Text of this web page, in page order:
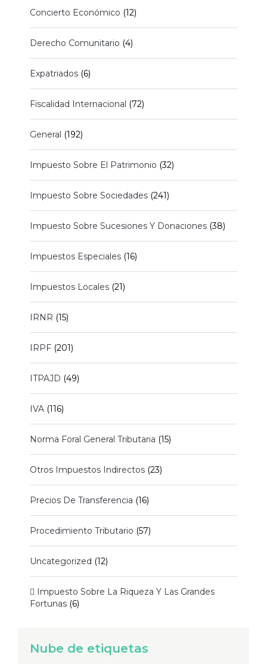
Concierto Económico (12)
Derecho Comunitario (4)
Expatriados (6)
Fiscalidad Internacional (72)
General (192)
Impuesto Sobre El Patrimonio (32)
Impuesto Sobre Sociedades (241)
Impuesto Sobre Sucesiones Y Donaciones (38)
Impuestos Especiales (16)
Impuestos Locales (21)
IRNR (15)
IRPF (201)
ITPAJD (49)
IVA (116)
Norma Foral General Tributaria (15)
Otros Impuestos Indirectos (23)
Precios De Transferencia (16)
Procedimiento Tributario (57)
Uncategorized (12)
 Impuesto Sobre La Riqueza Y Las Grandes
Fortunas (6)
Nube de etiquetas